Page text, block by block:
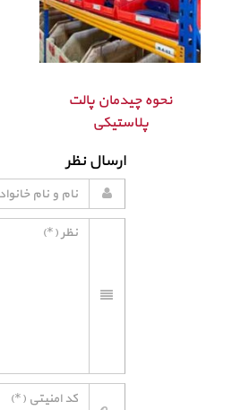
نحوه چیدمان پالت
پلاستیکی
ارسال نظر